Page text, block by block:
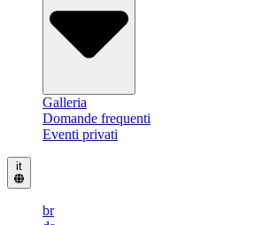
Galleria
Domande frequenti
Eventi privati
it
br